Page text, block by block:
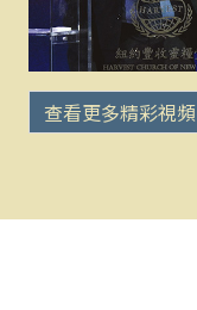
查看更多精彩視頻